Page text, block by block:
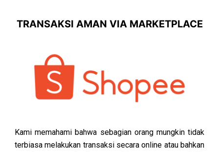
TRANSAKSI AMAN VIA MARKETPLACE
Kami memahami bahwa sebagian orang mungkin tidak
terbiasa melakukan transaksi secara online atau bahkan